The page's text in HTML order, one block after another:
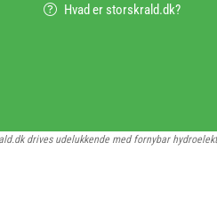
Hvad er storskrald.dk?
drives udelukkende med fornybar